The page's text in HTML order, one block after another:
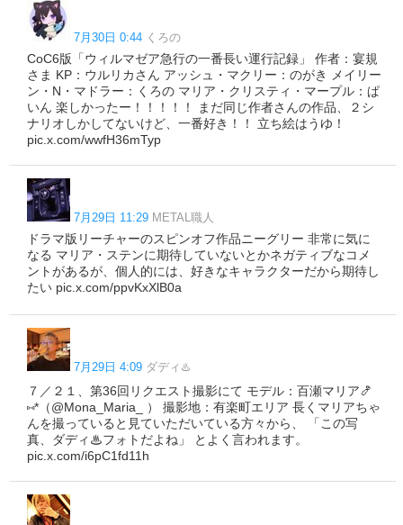
7月30日 0:44 くろの
CoC6版「ウィルマゼア急行の一番長い運行記録」 作者：宴規
さま KP：ウルリカさん アッシュ・マクリー：のがき メイリー
ン・N・マドラー：くろの マリア・クリスティ・マープル：ぱ
いん 楽しかったー！！！！！ まだ同じ作者さんの作品、２シ
ナリオしかしてないけど、一番好き！！ 立ち絵はうゆ！
pic.x.com/wwfH36mTyp
7月29日 11:29 METAL職人
ドラマ版リーチャーのスピンオフ作品ニーグリー 非常に気に
なる マリア・ステンに期待していないとかネガティブなコメ
ントがあるが、個人的には、好きなキャラクターだから期待し
たい pic.x.com/ppvKxXlB0a
7月29日 4:09 ダディ♨️
７／２１、第36回リクエスト撮影にて モデル：百瀬マリア🍤
⑅*（@Mona_Maria_ ） 撮影地：有楽町エリア 長くマリアちゃ
んを撮っていると見ていただいている方々から、 「この写
真、ダディ♨フォトだよね」 とよく言われます。
pic.x.com/i6pC1fd11h